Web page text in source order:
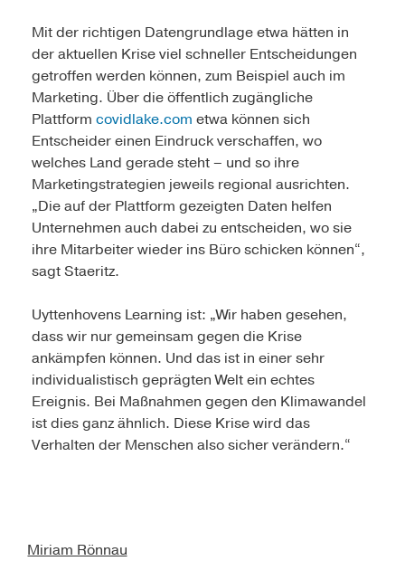
Mit der richtigen Datengrundlage etwa hätten in
der aktuellen Krise viel schneller Entscheidungen
getroffen werden können, zum Beispiel auch im
Marketing. Über die öffentlich zugängliche
Plattform covidlake.com etwa können sich
Entscheider einen Eindruck verschaffen, wo
welches Land gerade steht – und so ihre
Marketingstrategien jeweils regional ausrichten.
„Die auf der Plattform gezeigten Daten helfen
Unternehmen auch dabei zu entscheiden, wo sie
ihre Mitarbeiter wieder ins Büro schicken können“,
sagt Staeritz.
Uyttenhovens Learning ist: „Wir haben gesehen,
dass wir nur gemeinsam gegen die Krise
ankämpfen können. Und das ist in einer sehr
individualistisch geprägten Welt ein echtes
Ereignis. Bei Maßnahmen gegen den Klimawandel
ist dies ganz ähnlich. Diese Krise wird das
Verhalten der Menschen also sicher verändern.“
Miriam Rönnau